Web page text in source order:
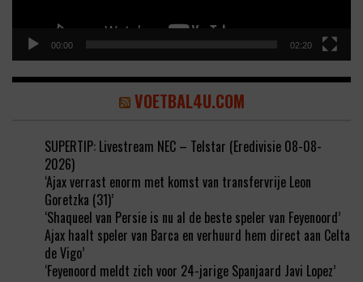
00:00 02:20
VOETBAL4U.COM
SUPERTIP: Livestream NEC – Telstar (Eredivisie 08-08-
2026)
‘Ajax verrast enorm met komst van transfervrije Leon
Goretzka (31)’
‘Shaqueel van Persie is nu al de beste speler van Feyenoord’
Ajax haalt speler van Barca en verhuurd hem direct aan Celta
de Vigo’
‘Feyenoord meldt zich voor 24-jarige Spanjaard Javi Lopez’